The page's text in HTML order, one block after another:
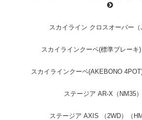
スカイライン クロスオーバー（
スカイラインクーペ(標準ブレーキ)
スカイラインクーペ(AKEBONO 4POT)
ステージア AR-X（NM35）
ステージア AXIS （2WD）（